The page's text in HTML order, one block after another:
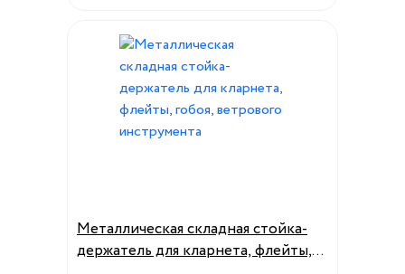
Металлическая складная стойка-
держатель для кларнета, флейты,